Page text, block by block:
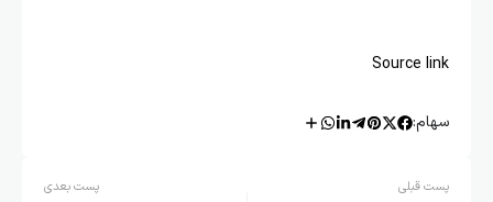
Source link
سهام:
پست قبلی پست بعدی